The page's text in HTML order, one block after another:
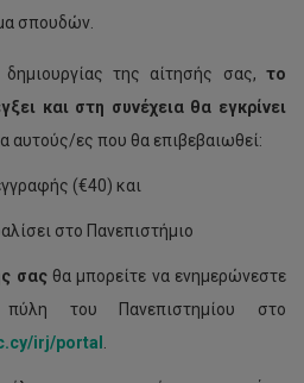
σπουδών.
της αίτησής σας, το
και στη συνέχεια θα εγκρίνει
αυτούς/ες που θα επιβεβαιωθεί:
(€40) και
στο Πανεπιστήμιο
σαςθα μπορείτε να ενημερώνεστε
του Πανεπιστημίου στο
irj/portal